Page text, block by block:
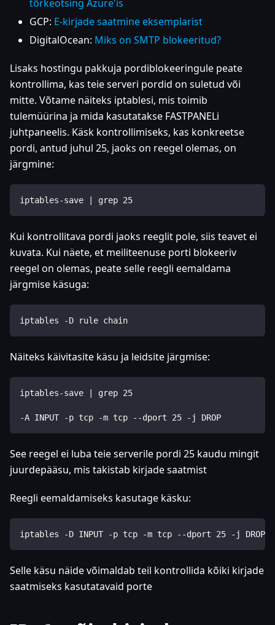
tõrkeotsing Azure'is
GCP: E-kirjade saatmine eksemplarist
DigitalOcean: Miks on SMTP blokeeritud?
Lisaks hostingu pakkuja pordiblokeeringule peate
kontrollima, kas teie serveri pordid on suletud või
mitte. Võtame näiteks iptablesi, mis toimib
tulemüürina ja mida kasutatakse FASTPANELi
juhtpaneelis. Käsk kontrollimiseks, kas konkreetse
pordi, antud juhul 25, jaoks on reegel olemas, on
järgmine:
iptables-save | grep 25
Kui kontrollitava pordi jaoks reeglit pole, siis teavet ei
kuvata. Kui näete, et meiliteenuse porti blokeeriv
reegel on olemas, peate selle reegli eemaldama
järgmise käsuga:
iptables -D rule chain
Näiteks käivitasite käsu ja leidsite järgmise:
iptables-save | grep 25
-A INPUT -p tcp -m tcp --dport 25 -j DROP
See reegel ei luba teie serverile pordi 25 kaudu mingit
juurdepääsu, mis takistab kirjade saatmist
Reegli eemaldamiseks kasutage käsku:
iptables -D INPUT -p tcp -m tcp --dport 25 -j DROP
Selle käsu näide võimaldab teil kontrollida kõiki kirjade
saatmiseks kasutatavaid porte